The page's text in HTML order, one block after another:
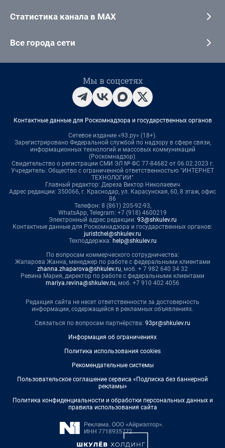
Статистика канала в MAX
Все города сети
Мы в соцсетях
Контактные данные для Роскомнадзора и государственных органов
Сетевое издание «93.ру» (18+).
Зарегистрировано Федеральной службой по надзору в сфере связи,
информационных технологий и массовых коммуникаций
(Роскомнадзор).
Свидетельство о регистрации СМИ ЭЛ № ФС 77-84682 от 06.02.2023 г.
Учредитель: Общество с ограниченной ответственностью "ИНТЕРНЕТ
ТЕХНОЛОГИИ"
Главный редактор: Дереза Виктор Николаевич
Адрес редакции: 350066, г. Краснодар, ул. Карасунская, 60, 8 этаж, офис
86
Телефон: 8 (861) 205-92-93,
WhatsApp, Telegram: +7 (918) 4600219
Электронный адрес редакции: 93@shkulev.ru
Контактные данные для Роскомнадзора и государственных органов:
juristchel@shkulev.ru
Техподдержка: help@shkulev.ru
По вопросам коммерческого сотрудничества:
Жапарова Жанна, менеджер по работе с федеральными клиентами
zhanna.zhaparova@shkulev.ru, моб. + 7 982 640 34 32
Ревина Мария, директор по работе с федеральными клиентами
mariya.revina@shkulev.ru, моб. +7 910 402 4056
Редакция сайта не несет ответственности за достоверность
информации, содержащейся в рекламных объявлениях.
Связаться по вопросам партнёрства: 93pr@shkulev.ru
Информация об ограничениях
Политика использования cookies
Рекомендательные системы
Пользовательское соглашение сервиса «Подписка без баннерной
рекламы»
Политика конфиденциальности и обработки персональных данных и
правила использования сайта